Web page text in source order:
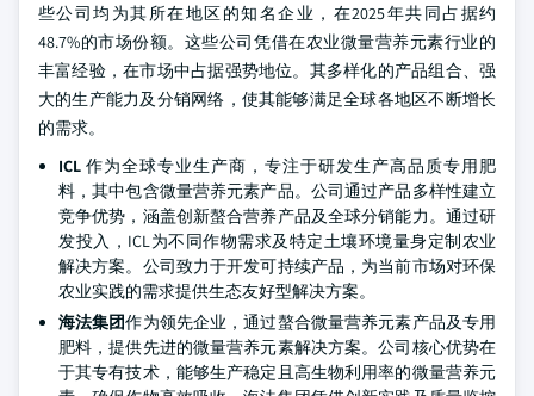
些公司均为其所在地区的知名企业，在2025年共同占据约
48.7%的市场份额。这些公司凭借在农业微量营养元素行业的
丰富经验，在市场中占据强势地位。其多样化的产品组合、强
大的生产能力及分销网络，使其能够满足全球各地区不断增长
的需求。
ICL 作为全球专业生产商，专注于研发生产高品质专用肥
料，其中包含微量营养元素产品。公司通过产品多样性建立
竞争优势，涵盖创新螯合营养产品及全球分销能力。通过研
发投入，ICL为不同作物需求及特定土壤环境量身定制农业
解决方案。公司致力于开发可持续产品，为当前市场对环保
农业实践的需求提供生态友好型解决方案。
海法集团作为领先企业，通过螯合微量营养元素产品及专用
肥料，提供先进的微量营养元素解决方案。公司核心优势在
于其专有技术，能够生产稳定且高生物利用率的微量营养元